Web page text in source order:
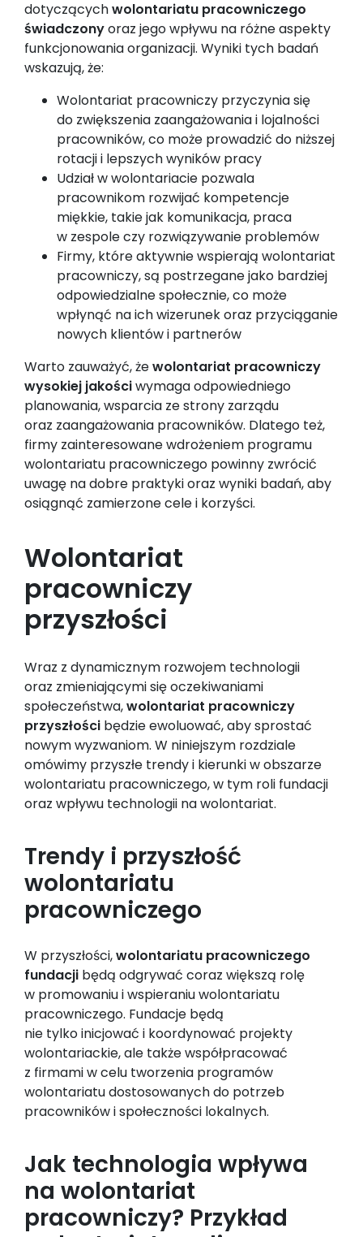
dotyczącychwolontariatu pracowniczego
świadczonyoraz jego wpływu na różne aspekty
funkcjonowania organizacji. Wyniki tych badań
wskazują, że:
Wolontariat pracowniczy przyczynia się
do zwiększenia zaangażowania i lojalności
pracowników, co może prowadzić do niższej
rotacji i lepszych wyników pracy
Udział w wolontariacie pozwala
pracownikom rozwijać kompetencje
miękkie, takie jak komunikacja, praca
w zespole czy rozwiązywanie problemów
Firmy, które aktywnie wspierają wolontariat
pracowniczy, są postrzegane jako bardziej
odpowiedzialne społecznie, co może
wpłynąć na ich wizerunek oraz przyciąganie
nowych klientów i partnerów
Warto zauważyć, żewolontariat pracowniczy
wysokiej jakościwymaga odpowiedniego
planowania, wsparcia ze strony zarządu
oraz zaangażowania pracowników. Dlatego też,
firmy zainteresowane wdrożeniem programu
wolontariatu pracowniczego powinny zwrócić
uwagę na dobre praktyki oraz wyniki badań, aby
osiągnąć zamierzone cele i korzyści.
Wolontariat
pracowniczy
przyszłości
Wraz z dynamicznym rozwojem technologii
oraz zmieniającymi się oczekiwaniami
społeczeństwa,wolontariat pracowniczy
przyszłości będzie ewoluować, aby sprostać
nowym wyzwaniom. W niniejszym rozdziale
omówimy przyszłe trendy i kierunki w obszarze
wolontariatu pracowniczego, w tym roli fundacji
oraz wpływu technologii na wolontariat.
Trendy i przyszłość
wolontariatu
pracowniczego
W przyszłości,wolontariatu pracowniczego
fundacji będą odgrywać coraz większą rolę
w promowaniu i wspieraniu wolontariatu
pracowniczego. Fundacje będą
nie tylko inicjować i koordynować projekty
wolontariackie, ale także współpracować
z firmami w celu tworzenia programów
wolontariatu dostosowanych do potrzeb
pracowników i społeczności lokalnych.
Jak technologia wpływa
na wolontariat
pracowniczy? Przykład